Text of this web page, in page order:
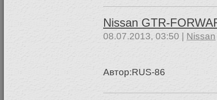
Nissan GTR-
08.07.2013, 03:50 | Nissan
Aвтор:RUS-86